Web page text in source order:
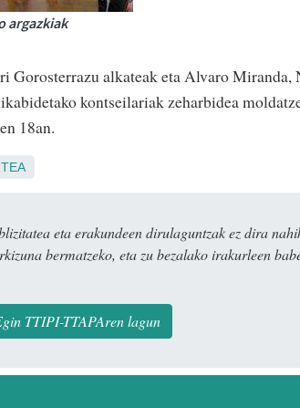
argazkiak
Gorosterrazu alkateak eta Alvaro
kontseilariak zeharbidea
18an.
eta erakundeen dirulaguntzak ez dira
bermatzeko, eta zu bezalako irakurleen
TTIPI-TTAPAren lagun